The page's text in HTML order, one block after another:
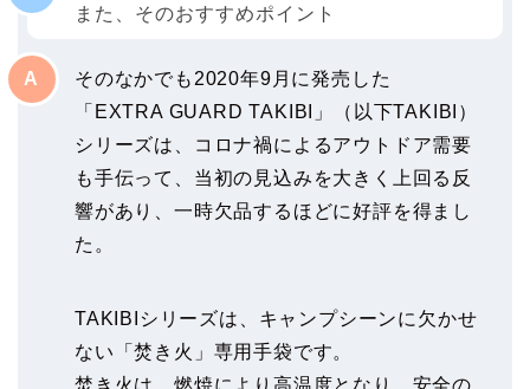
また、そのおすすめポイント
そのなかでも2020年9月に発売した
「EXTRA GUARD TAKIBI」（以下TAKIBI）
シリーズは、コロナ禍によるアウトドア需要
も手伝って、当初の見込みを大きく上回る反
響があり、一時欠品するほどに好評を得まし
た。
TAKIBIシリーズは、キャンプシーンに欠かせ
ない「焚き火」専用手袋です。
焚き火は、燃焼により高温度となり、安全の